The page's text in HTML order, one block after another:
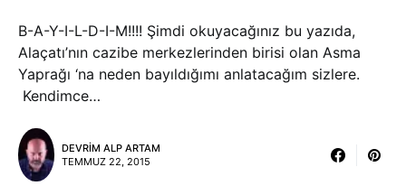
B-A-Y-I-L-D-I-M!!!! Şimdi okuyacağınız bu yazıda,
Alaçatı’nın cazibe merkezlerinden birisi olan Asma
Yaprağı ‘na neden bayıldığımı anlatacağım sizlere.
Kendimce…
DEVRIM ALP ARTAM
TEMMUZ 22, 2015